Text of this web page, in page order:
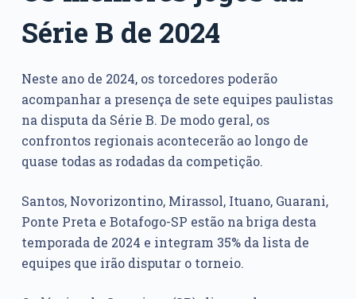
Série B de 2024
Neste ano de 2024, os torcedores poderão
acompanhar a presença de sete equipes paulistas
na disputa da Série B. De modo geral, os
confrontos regionais acontecerão ao longo de
quase todas as rodadas da competição.
Santos, Novorizontino, Mirassol, Ituano, Guarani,
Ponte Preta e Botafogo-SP estão na briga desta
temporada de 2024 e integram 35% da lista de
equipes que irão disputar o torneio.